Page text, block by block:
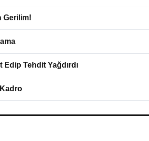
Gerilim!
Edip Tehdit Yağdırdı